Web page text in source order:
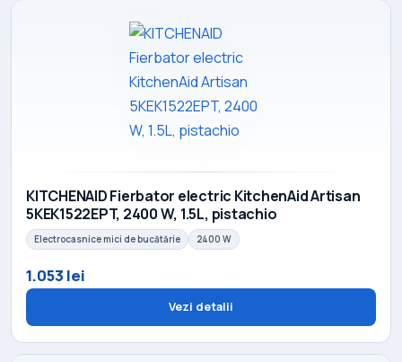
KITCHENAID Fierbator electric KitchenAid Artisan
5KEK1522EPT, 2400 W, 1.5L, pistachio
Electrocasnice mici de bucătărie 2400 W
1.053 lei
Vezi detalii